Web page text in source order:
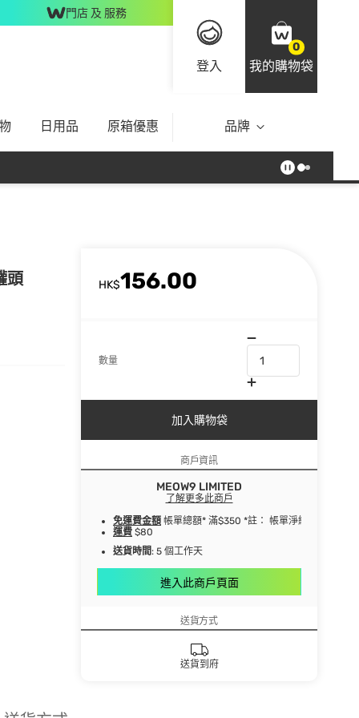
門店 及 服務
登入
0
我的購物袋
日用品 原箱優惠 品牌
頭 HK$156.00
數量
加入購物袋
商戶資訊
MEOW9 LIMITED
了解更多此商戶
免運費金額 帳單總額* 滿$350 *註： 帳單淨總額指扣除
運費 $80
送貨時間: 5 個工作天
進入此商戶頁面
送貨方式
送貨到府